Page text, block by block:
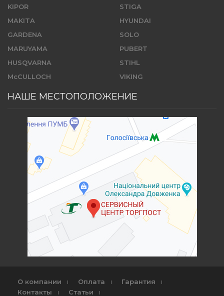
KIPOR
MAKITA
GARDENA
MARUYAMA
HUSQVARNA
McCULLOCH
STIGA
HYUNDAI
SOLO
PUBERT
STIHL
VIKING
НАШЕ МЕСТОПОЛОЖЕНИЕ
О компании Оплата
Гарантия
Контакты
Статьи